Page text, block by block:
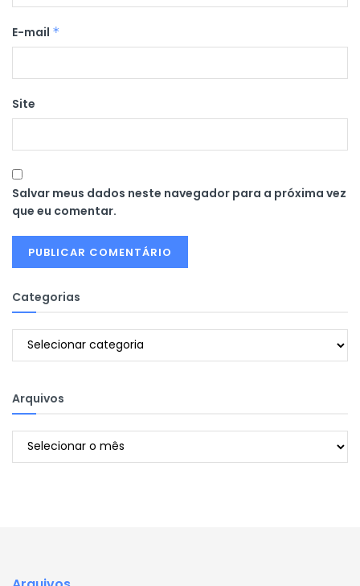
E-mail *
Site
Salvar meus dados neste navegador para a próxima vez
que eu comentar.
Categorias
Categorias
Arquivos
Arquivos